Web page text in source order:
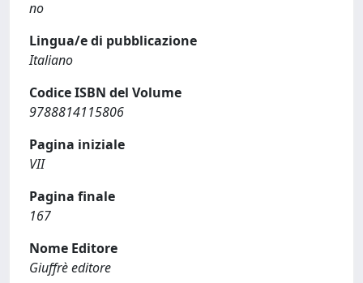
no
Lingua/e di pubblicazione
Italiano
Codice ISBN del Volume
9788814115806
Pagina iniziale
VII
Pagina finale
167
Nome Editore
Giuffrè editore